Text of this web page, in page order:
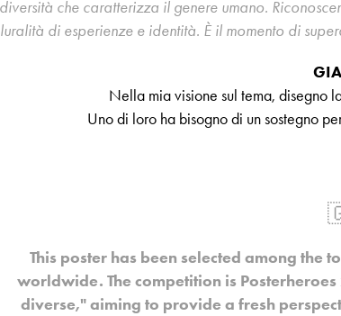
diversità che caratterizza il genere umano.
di esperienze e identità. È il momento di
Nella mia visione sul tema, disegno
Uno di loro ha bisogno di un sostegno
This poster has been selected among the
worldwide. The competition is
diverse," aiming to provide a fresh